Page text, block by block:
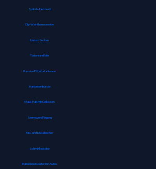
Spätzle-Holzbrett
Clip-Weinthermometer
Unisex Socken
Tortenrandfolie
Passive FM Wurfantenne
Hartbodenbürste
Maus Pad mit Gelkissen
Seenotverpflegung
Mix- und Messbecher
Schminktasche
Batterienotstarter für Autos